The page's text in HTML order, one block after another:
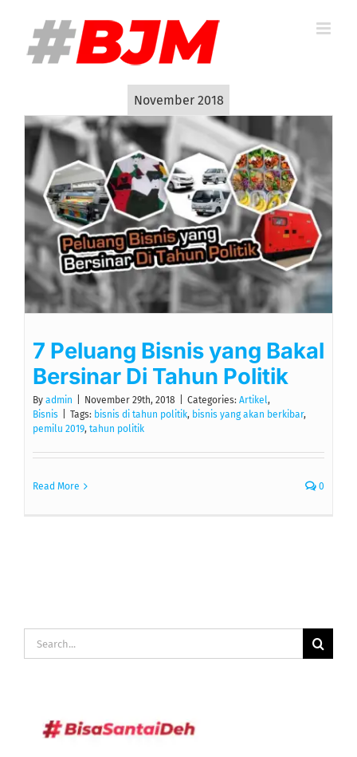
content
November 2018
7 Peluang Bisnis yang Bakal
Bersinar Di Tahun Politik
By admin November 29th, 2018 Categories: Artikel,
Bisnis
Tags: bisnis di tahun politik, bisnis yang akan berkibar,
pemilu 2019, tahun politik
Read More 0
Search
for: